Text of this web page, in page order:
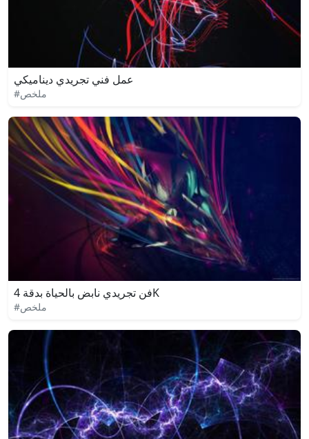
عمل فني تجريدي ديناميكي
#ملخص
فن تجريدي نابض بالحياة بدقة 4K
#ملخص